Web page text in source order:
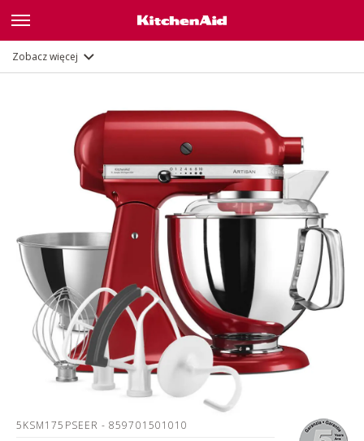
Zobacz więcej Funkcje
5KSM175PSEER- 859701501010